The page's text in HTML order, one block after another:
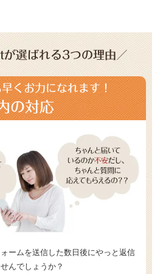
が選ばれる3つの理由／
くお力になれます！
の対応
ームを送信した数日後にやっと返信
んでしょうか？